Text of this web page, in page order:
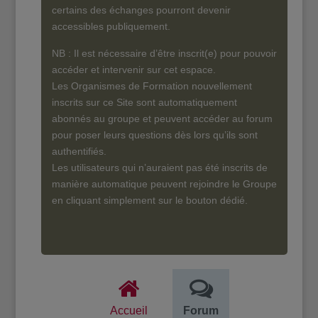
certains des échanges pourront devenir
accessibles publiquement.
NB : Il est nécessaire d’être inscrit(e) pour pouvoir
accéder et intervenir sur cet espace.
Les Organismes de Formation nouvellement
inscrits sur ce Site sont automatiquement
abonnés au groupe et peuvent accéder au forum
pour poser leurs questions dès lors qu’ils sont
authentifiés.
Les utilisateurs qui n’auraient pas été inscrits de
manière automatique peuvent rejoindre le Groupe
en cliquant simplement sur le bouton dédié.
Accueil Forum